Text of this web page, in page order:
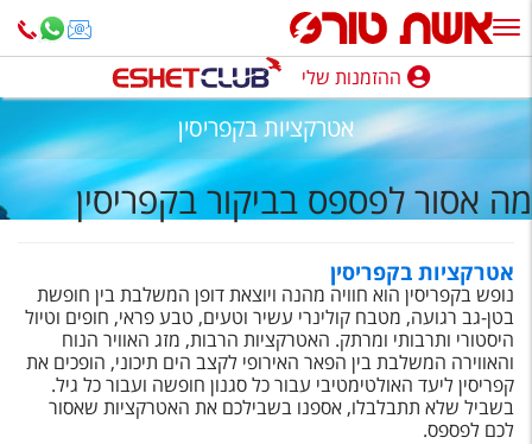
ההזמנות שלי
נופש בארץ
חופשה לפי סגנון
טיולים מאורגנים
סגנונות טיול
חבילות נופש
ההזמנות שלי
אטרקציות בקפריסין
מה אסור לפספס בביקור בקפריסין
אטרקציות בקפריסין
נופש בקפריסין הוא חוויה מהנה ויוצאת דופן המשלבת בין חופשת
בטן-גב רגועה, מטבח קולינרי עשיר וטעים, טבע פראי, חופים וטיול
היסטורי ותרבותי ומרתק. האטרקציות הרבות, מזג האוויר הנוח
והאווירה המשלבת בין הפאר האירופי לקצב הים תיכוני, הופכים את
קפריסין ליעד האולטימטיבי עבור כל סגנון חופשה ועבור כל גיל.
בשביל שלא תתבלבלו, אספנו בשבילכם את האטרקציות שאסור
לכם לפספס.